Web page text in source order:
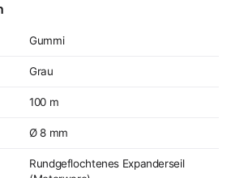
Gummi
Grau
100 m
Ø 8 mm
Rundgeflochtenes Expanderseil